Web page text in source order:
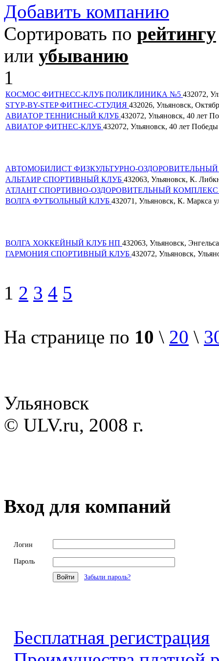
Добавить компанию
Сортировать по рейтингу
или убыванию
1
КОСМОС ФИТНЕСС-КЛУБ ПОЛИКЛИНИКА №5 432072,
STYP-BY-STEP ФИТНЕС-СТУДИЯ 432026, Ульяновск,
АВИАТОР ТЕННИСНЫЙ КЛУБ 432072, Ульяновск, 40 лет
АВИАТОР ФИТНЕС-КЛУБ 432072, Ульяновск, 40 лет
АВТОМОБИЛИСТ ФИЗКУЛЬТУРНО-
АЛЬТАИР СПОРТИВНЫЙ КЛУБ 432063, Ульяновск, К.
АТЛАНТ СПОРТИВНО-ОЗДОРОВИТЕЛЬНЫЙ
ВОЛГА ФУТБОЛЬНЫЙ КЛУБ 432071, Ульяновск, К. Маркса
ВОЛГА ХОККЕЙНЫЙ КЛУБ НП 432063, Ульяновск,
ГАРМОНИЯ СПОРТИВНЫЙ КЛУБ 432072, Ульяновск,
1 2 3 4 5
На странице по 10 \ 20 \
Ульяновск
© ULV.ru, 2008 г.
Вход для компаний
Логин
Пароль
Забыли пароль?
Бесплатная регистрация